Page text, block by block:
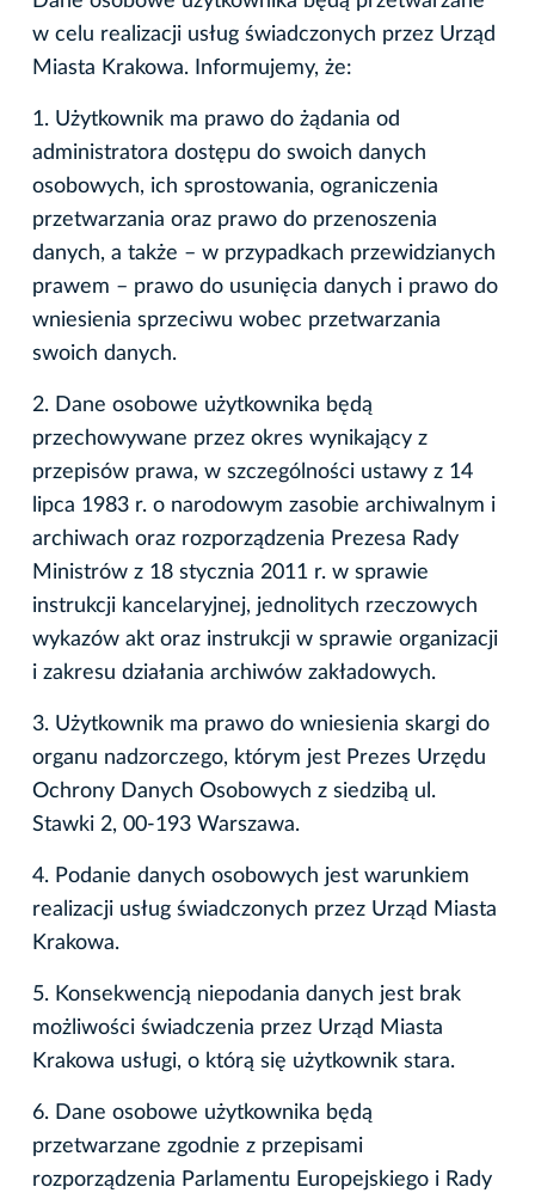
w celu realizacji usług świadczonych przez Urząd
Miasta Krakowa. Informujemy, że:
1. Użytkownik ma prawo do żądania od
administratora dostępu do swoich danych
osobowych, ich sprostowania, ograniczenia
przetwarzania oraz prawo do przenoszenia
danych, a także – w przypadkach przewidzianych
prawem – prawo do usunięcia danych i prawo do
wniesienia sprzeciwu wobec przetwarzania
swoich danych.
2. Dane osobowe użytkownika będą
przechowywane przez okres wynikający z
przepisów prawa, w szczególności ustawy z 14
lipca 1983 r. o narodowym zasobie archiwalnym i
archiwach oraz rozporządzenia Prezesa Rady
Ministrów z 18 stycznia 2011 r. w sprawie
instrukcji kancelaryjnej, jednolitych rzeczowych
wykazów akt oraz instrukcji w sprawie organizacji
i zakresu działania archiwów zakładowych.
3. Użytkownik ma prawo do wniesienia skargi do
organu nadzorczego, którym jest Prezes Urzędu
Ochrony Danych Osobowych z siedzibą ul.
Stawki 2, 00-193 Warszawa.
4. Podanie danych osobowych jest warunkiem
realizacji usług świadczonych przez Urząd Miasta
Krakowa.
5. Konsekwencją niepodania danych jest brak
możliwości świadczenia przez Urząd Miasta
Krakowa usługi, o którą się użytkownik stara.
6. Dane osobowe użytkownika będą
przetwarzane zgodnie z przepisami
rozporządzenia Parlamentu Europejskiego i Rady